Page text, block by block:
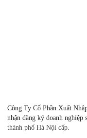
Công Ty Cổ Phần Xuất
nhận đăng ký doanh nghiệp
thành phố Hà Nội cấp.